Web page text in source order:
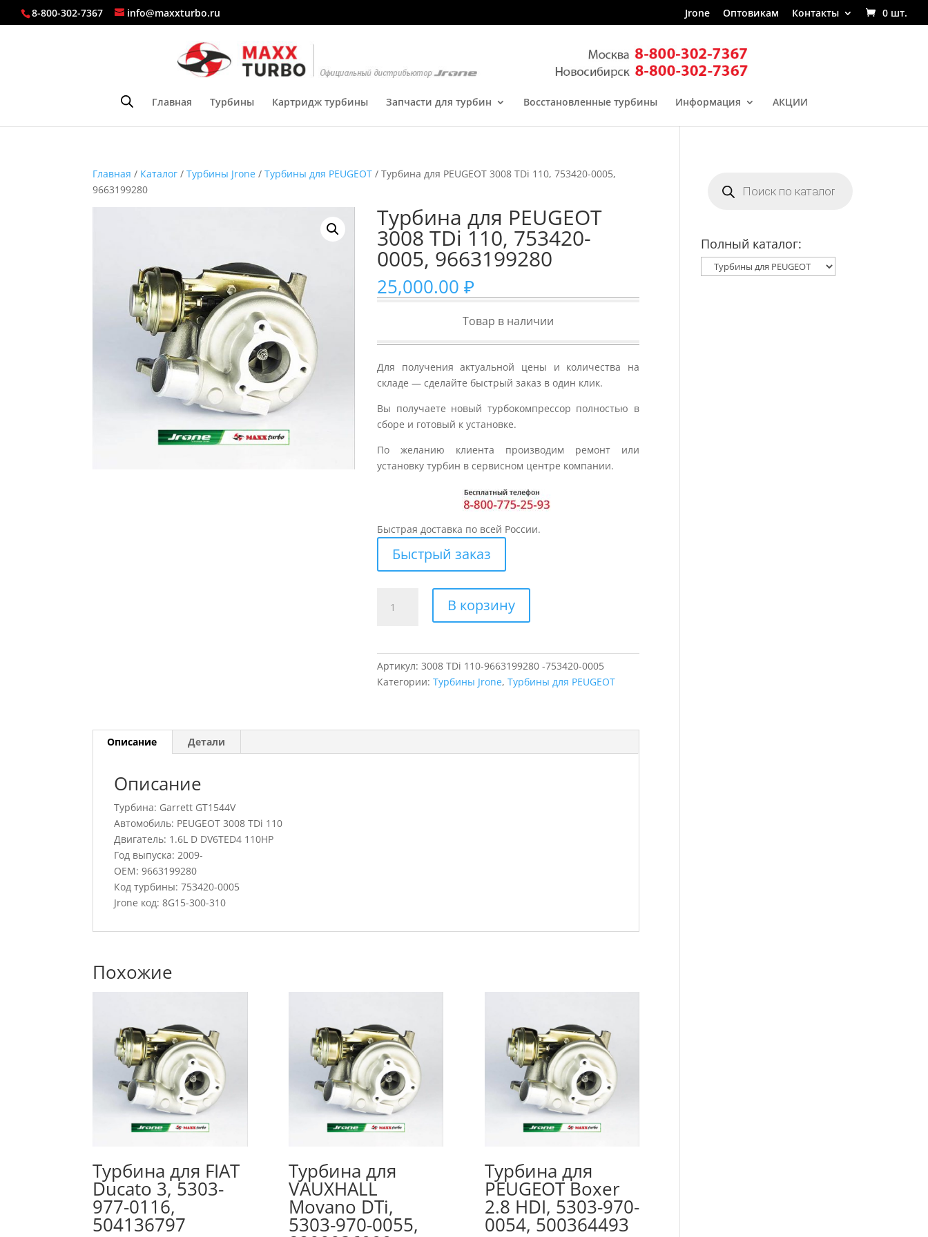
8-800-302-7367 info@maxxturbo.ru Jrone Оптовикам Контакты 0 шт.
Главная Турбины Картридж турбины Запчасти для турбин Восстановленные турбины Информация АКЦИИ
Главная / Каталог /Турбины Jrone /Турбины для PEUGEOT / Турбина для PEUGEOT 3008 TDi 110, 753420-0005,
9663199280
Турбина для PEUGEOT
3008 TDi 110, 753420-
0005, 9663199280
25,000.00₽
Товар в наличии
Для получения актуальной цены и количества на
складе — сделайте быстрый заказ в один клик.
Вы получаете новый турбокомпрессор полностью в
сборе и готовый к установке.
По желанию клиента производим ремонт или
установку турбин в сервисном центре компании.
Быстрая доставка по всей России.
Быстрый заказ
товара
3008
9663199280
В корзину
Артикул:3008 TDi 110-9663199280 -753420-0005
Категории:Турбины Jrone,Турбины для PEUGEOT
Описание Детали
Описание
Турбина: Garrett GT1544V
Автомобиль: PEUGEOT 3008 TDi 110
Двигатель: 1.6L D DV6TED4 110HP
Год выпуска: 2009-
OEM: 9663199280
Код турбины: 753420-0005
Jrone код: 8G15-300-310
Похожие
Турбина для FIAT
Ducato 3, 5303-
977-0116,
504136797
Турбина для
VAUXHALL
Movano DTi,
5303-970-0055,
Турбина для
PEUGEOT Boxer
2.8 HDI, 5303-970-
0054, 500364493
товаров
Полный каталог: